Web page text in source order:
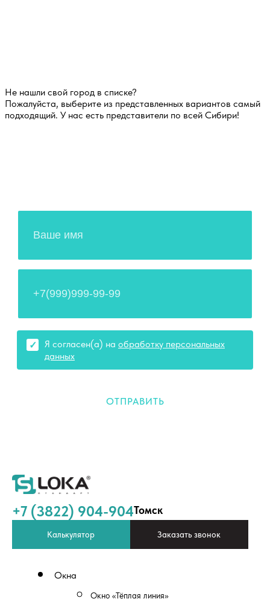
Не нашли свой город в списке?
Пожалуйста, выберите из представленных вариантов самый
подходящий. У нас есть представители по всей Сибири!
Я согласен(а) на обработку персональных
данных
ОТПРАВИТЬ
+7 (3822) 904-904Томск
Калькулятор Заказать звонок
Окна
Окно «Тёплая линия»